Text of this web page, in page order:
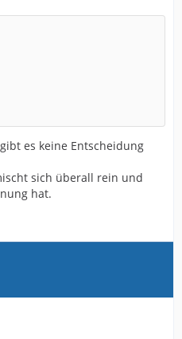
es keine Entscheidung
sich überall rein und
hat.